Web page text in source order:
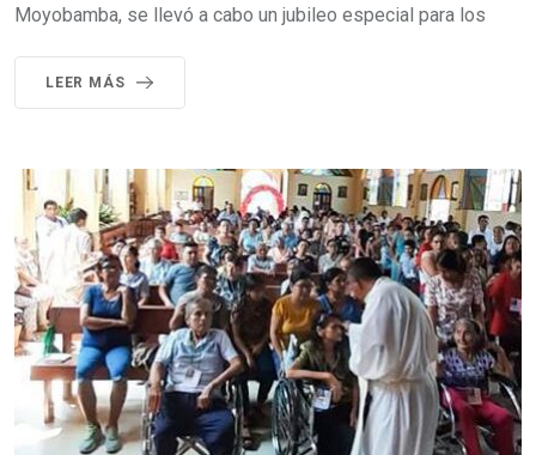
Moyobamba, se llevó a cabo un jubileo especial para los
LEER MÁS